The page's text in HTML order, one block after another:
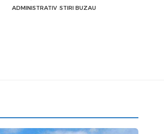
ADMINISTRATIV STIRI BUZAU